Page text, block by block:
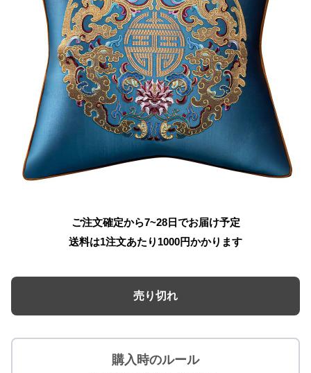
ご注文確定から7~28日でお届け予定
送料は1注文あたり 1000円かかります
売り切れ
購入時のルール